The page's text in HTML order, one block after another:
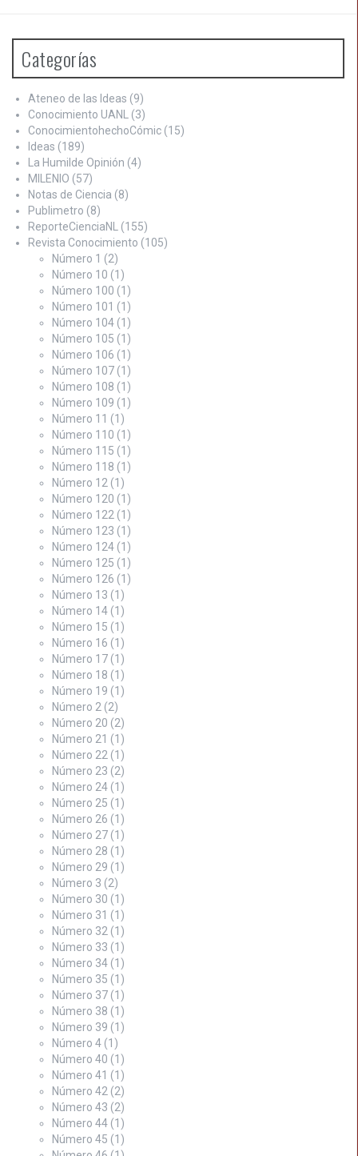
Categorías
Ateneo de las Ideas (9)
Conocimiento UANL
(3)
ConocimientohechoCómic (15)
Ideas (189)
La Humilde Opinión (4)
MILENIO (57)
Notas de Ciencia (8)
Publimetro (8)
ReporteCienciaNL
(155)
Revista Conocimiento (105)
Número 1 (2)
Número 10 (1)
Número 100 (1)
Número 101 (1)
Número 104 (1)
Número 105 (1)
Número 106 (1)
Número 107 (1)
Número 108 (1)
Número 109 (1)
Número 11 (1)
Número 110 (1)
Número 115 (1)
Número 118 (1)
Número 12 (1)
Número 120 (1)
Número 122 (1)
Número 123 (1)
Número 124 (1)
Número 125 (1)
Número 126 (1)
Número 13 (1)
Número 14 (1)
Número 15 (1)
Número 16 (1)
Número 17 (1)
Número 18 (1)
Número 19 (1)
Número 2 (2)
Número 20 (2)
Número 21 (1)
Número 22 (1)
Número 23 (2)
Número 24 (1)
Número 25 (1)
Número 26 (1)
Número 27 (1)
Número 28 (1)
Número 29 (1)
Número 3 (2)
Número 30 (1)
Número 31 (1)
Número 32 (1)
Número 33 (1)
Número 34 (1)
Número 35 (1)
Número 37 (1)
Número 38 (1)
Número 39 (1)
Número 4 (1)
Número 40 (1)
Número 41 (1)
Número 42 (2)
Número 43 (2)
Número 44 (1)
Número 45 (1)